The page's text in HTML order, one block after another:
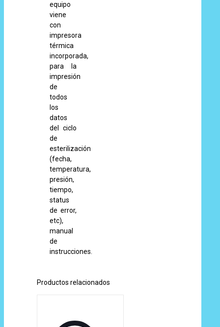
equipo
viene
con
impresora
térmica
incorporada,
para la
impresión
de
todos
los
datos
del ciclo
de
esterilización
(fecha,
temperatura,
presión,
tiempo,
status
de error,
etc),
manual
de
instrucciones.
Productos relacionados